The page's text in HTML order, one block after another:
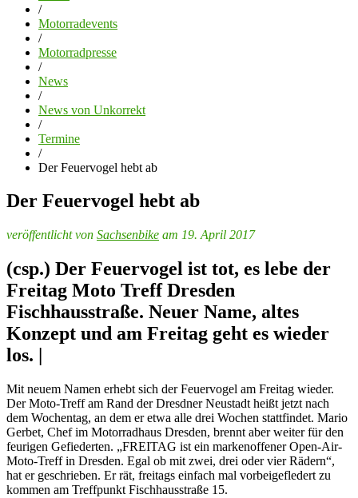
/
Motorradevents
/
Motorradpresse
/
News
/
News von Unkorrekt
/
Termine
/
Der Feuervogel hebt ab
Der Feuervogel hebt ab
veröffentlicht von Sachsenbike am 19. April 2017
(csp.) Der Feuervogel ist tot, es lebe der
Freitag Moto Treff Dresden
Fischhausstraße. Neuer Name, altes
Konzept und am Freitag geht es wieder
los. |
Mit neuem Namen erhebt sich der Feuervogel am Freitag wieder.
Der Moto-Treff am Rand der Dresdner Neustadt heißt jetzt nach
dem Wochentag, an dem er etwa alle drei Wochen stattfindet. Mario
Gerbet, Chef im Motorradhaus Dresden, brennt aber weiter für den
feurigen Gefiederten. „FREITAG ist ein markenoffener Open-Air-
Moto-Treff in Dresden. Egal ob mit zwei, drei oder vier Rädern“,
hat er geschrieben. Er rät, freitags einfach mal vorbeigefledert zu
kommen am Treffpunkt Fischhausstraße 15.